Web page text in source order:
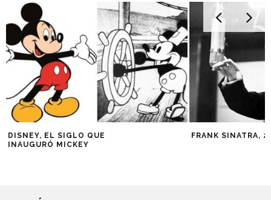
DISNEY, EL SIGLO QUE
INAUGURÓ MICKEY
FRANK SINATRA,